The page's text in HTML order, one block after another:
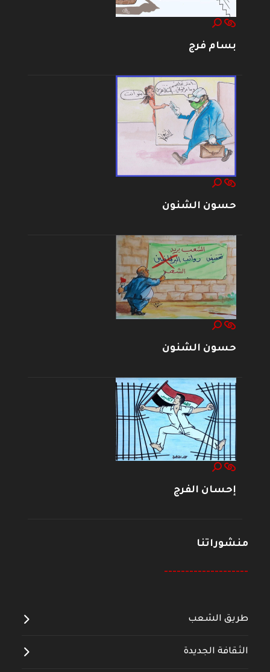
بسام فرج
حسون الشنون
حسون الشنون
إحسان الفرج
منشوراتنا
--------------------
طريق الشعب
الثقافة الجديدة